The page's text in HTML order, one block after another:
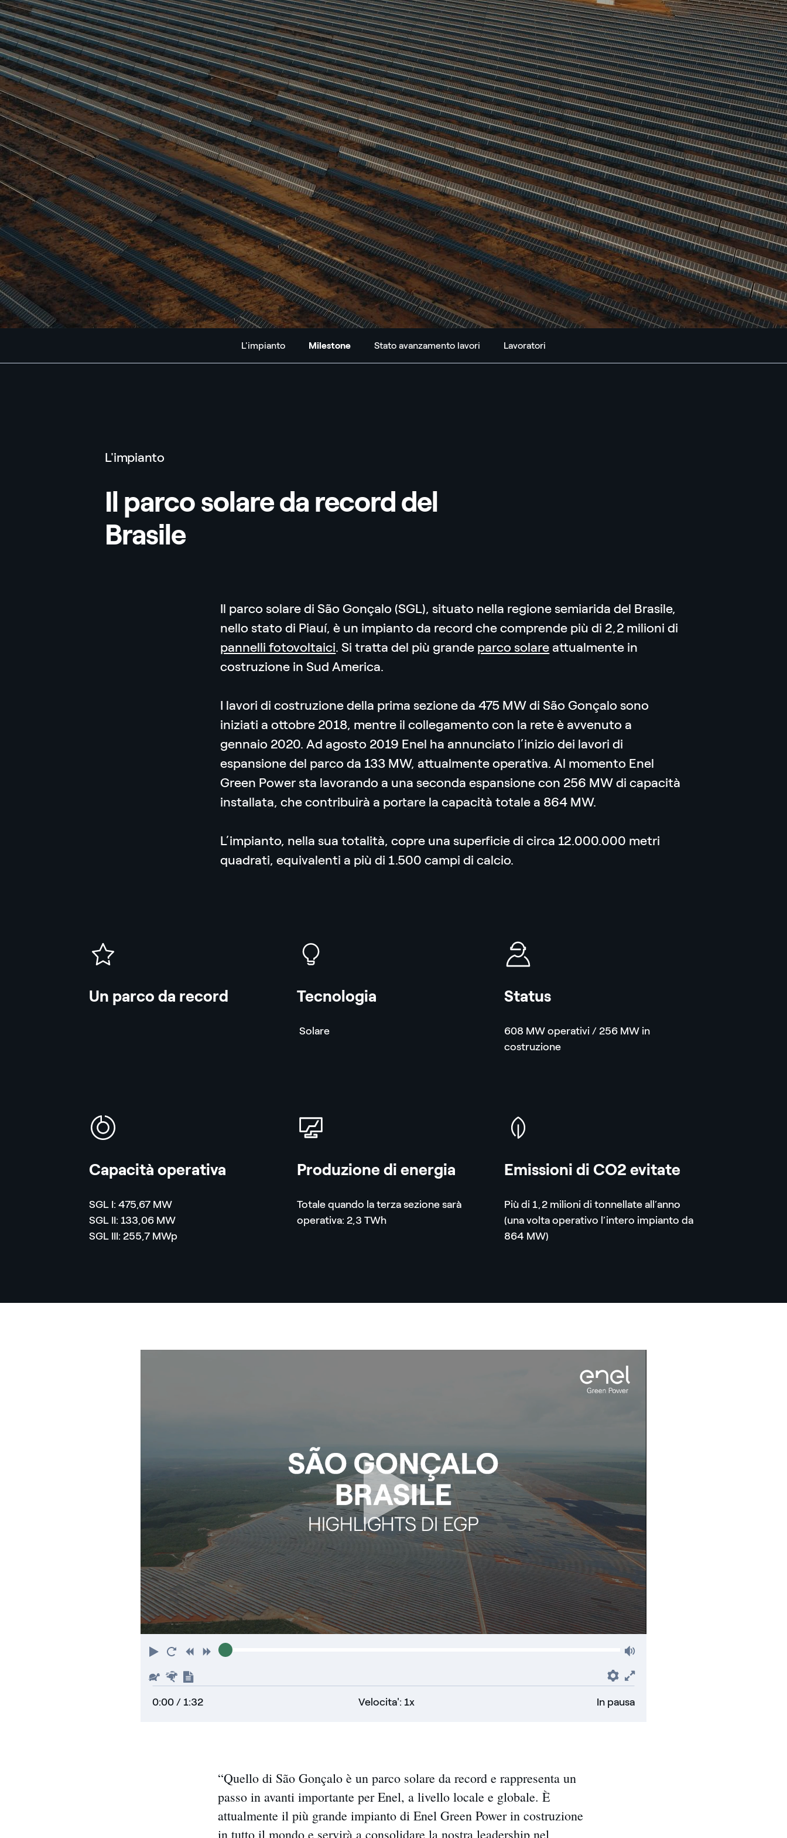
L'impianto Milestone
Milestone Stato avanzamento lavori Lavoratori
L'impianto
Il parco solare da record del
Brasile
Il parco solare di São Gonçalo (SGL), situato nella regione semiarida del Brasile,
nello stato di Piauí, è un impianto da record che comprende più di 2,2 milioni di
pannelli fotovoltaici. Si tratta del più grande parco solare attualmente in
costruzione in Sud America.
I lavori di costruzione della prima sezione da 475 MW di São Gonçalo sono
iniziati a ottobre 2018, mentre il collegamento con la rete è avvenuto a
gennaio 2020. Ad agosto 2019 Enel ha annunciato l’inizio dei lavori di
espansione del parco da 133 MW, attualmente operativa. Al momento Enel
Green Power sta lavorando a una seconda espansione con 256 MW di capacità
installata, che contribuirà a portare la capacità totale a 864 MW.
L’impianto, nella sua totalità, copre una superficie di circa 12.000.000 metri
quadrati, equivalenti a più di 1.500 campi di calcio.
icona
Un parco da record
icona
Tecnologia
Solare
icona
Status
608 MW operativi / 256 MW in
costruzione
icona
Capacità operativa
SGL I: 475,67 MW
SGL II: 133,06 MW
SGL III: 255,7 MWp
icona
Produzione di energia
Totale quando la terza sezione sarà
operativa: 2,3 TWh
icona
Emissioni di CO2 evitate
Più di 1,2 milioni di tonnellate all’anno
(una volta operativo l’intero impianto da
864 MW)
Riproduci
TornaIndietro
Avanti
Piu'
lento
Piu'
velocetrascrizione
Preferenze
0:00/ 1:32 Velocita': 1x In pausa
“Quello di São Gonçalo è un parco solare da record e rappresenta un
passo in avanti importante per Enel, a livello locale e globale. È
attualmente il più grande impianto di Enel Green Power in costruzione
in tutto il mondo e servirà a consolidare la nostra leadership nel